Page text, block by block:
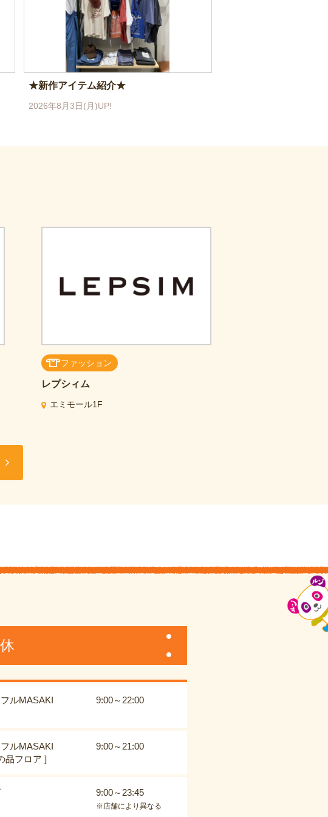
★新作アイテム紹介★
2026年8月3日(月)UP!
ファッション
レプシィム
エミモール1F
ルMASAKI
9:00～22:00
ルMASAKI
品フロア ]
9:00～21:00
9:00～23:45
※店舗により異なる